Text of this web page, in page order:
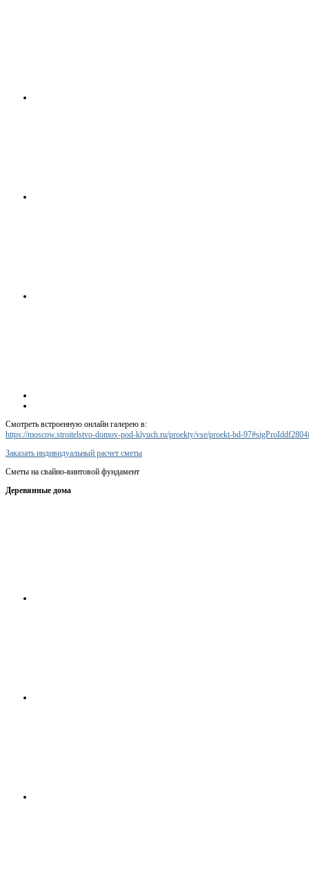
Смотреть встроенную онлайн галерею в:
https://moscow.stroitelstvo-domov-pod-klyuch.ru/proekty/vse/proekt-bd-
Заказать индивидуальный расчет сметы
Сметы на свайно-винтовой фундамент
Деревянные дома